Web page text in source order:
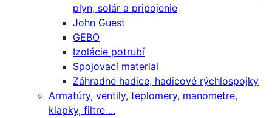
plyn, solár a pripojenie
John Guest
GEBO
Izolácie potrubí
Spojovací material
Záhradné hadice, hadicové rýchlospojky
Armatúry, ventily, teplomery, manometre,
klapky, filtre ...